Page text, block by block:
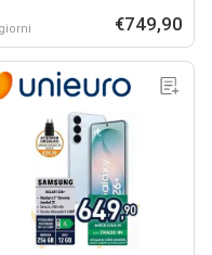
€749,90